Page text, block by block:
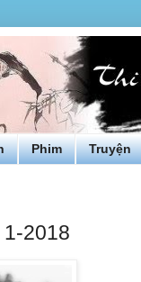
Phim Truyện
2018